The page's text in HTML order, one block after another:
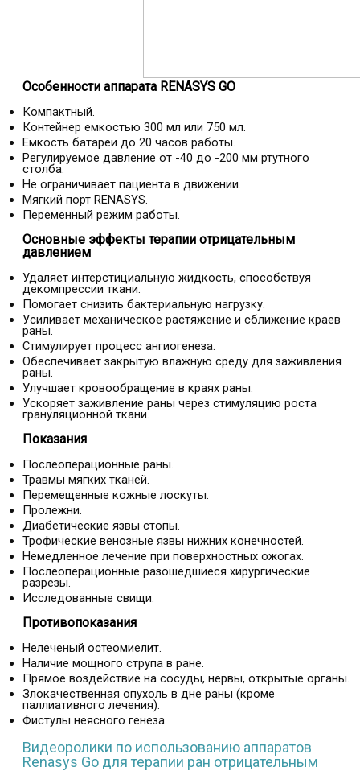
Особенности аппарата RENASYS GO
Компактный.
Контейнер емкостью 300 мл или 750 мл.
Емкость батареи до 20 часов работы.
Регулируемое давление от -40 до -200 мм ртутного
столба.
Не ограничивает пациента в движении.
Мягкий порт RENASYS.
Переменный режим работы.
Основные эффекты терапии отрицательным
давлением
Удаляет интерстициальную жидкость, способствуя
декомпрессии ткани.
Помогает снизить бактериальную нагрузку.
Усиливает механическое растяжение и сближение краев
раны.
Стимулирует процесс ангиогенеза.
Обеспечивает закрытую влажную среду для заживления
раны.
Улучшает кровообращение в краях раны.
Ускоряет заживление раны через стимуляцию роста
грануляционной ткани.
Показания
Послеоперационные раны.
Травмы мягких тканей.
Перемещенные кожные лоскуты.
Пролежни.
Диабетические язвы стопы.
Трофические венозные язвы нижних конечностей.
Немедленное лечение при поверхностных ожогах.
Послеоперационные разошедшиеся хирургические
разрезы.
Исследованные свищи.
Противопоказания
Нелеченый остеомиелит.
Наличие мощного струпа в ране.
Прямое воздействие на сосуды, нервы, открытые органы.
Злокачественная опухоль в дне раны (кроме
паллиативного лечения).
Фистулы неясного генеза.
Видеоролики по использованию аппаратов
Renasys Go для терапии ран отрицательным